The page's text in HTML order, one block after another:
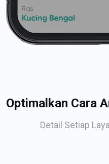
Optimalkan Cara
Detail Setiap